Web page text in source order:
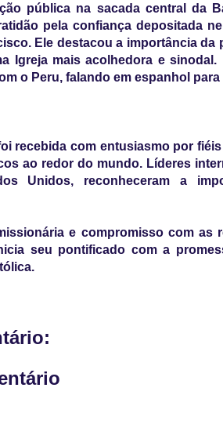
pública na sacada central da
pela confiança depositada
Ele destacou a importância da
Igreja mais acolhedora e sinodal.
o Peru, falando em espanhol
recebida com entusiasmo por
ao redor do mundo. Líderes
Unidos, reconheceram a
e compromisso com as
seu pontificado com a